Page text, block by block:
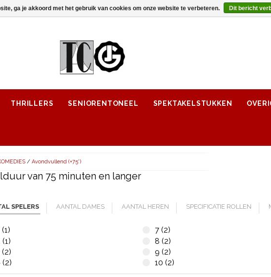
THRILLERS SENIORENTONEEL SPEKTAKELSTUKKEN
/ Avondvullend (+75')
van 75 minuten en langer
SPELERS AANTAL DAMES AANTAL HEREN SPECIFICATIE ROLLEN
(1)
(1)
(2)
(2)
7 (2)
8 (2)
9 (2)
10 (2)
ga je akkoord met het gebruik van cookies om onze website te verbeteren. Dit bericht